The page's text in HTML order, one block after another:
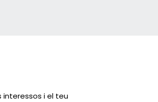
interessos i el teu